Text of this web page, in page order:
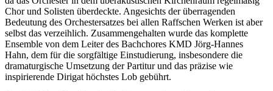
Chor und Solisten überdeckte. Angesichts der überragenden
Bedeutung des Orchestersatzes bei allen Raffschen Werken ist aber
selbst das verzeihlich. Zusammengehalten wurde das komplette
Ensemble von dem Leiter des Bachchores KMD Jörg-Hannes
Hahn, dem für die sorgfältige Einstudierung, insbesondere die
dramaturgische Umsetzung der Partitur und das präzise wie
inspirierende Dirigat höchstes Lob gebührt.